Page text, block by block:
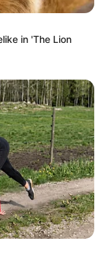
in 'The Lion